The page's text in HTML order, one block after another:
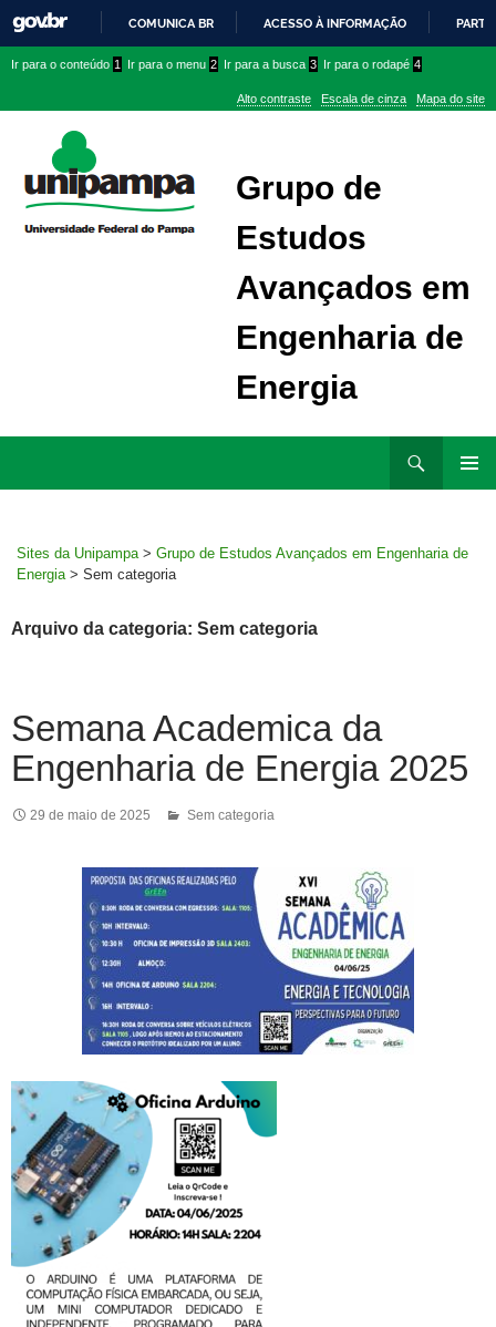
PARA
CONTEÚDO
COMUNICA BR ACESSO À INFORMAÇÃO
conteúdo
menu
superior
menu
Ir para o conteúdo 1 Ir para o menu 2 Ir para a busca 3 Ir para o rodapé 4
Alto contraste Escala de cinza Mapa do site
Grupo de
Estudos
Avançados em
Engenharia de
Energia
Sites da Unipampa > Grupo de Estudos Avançados em Engenharia de
Energia > Sem categoria
Arquivo da categoria: Sem categoria
Semana Academica da
Engenharia de Energia 2025
29 de maio de 2025 Sem categoria